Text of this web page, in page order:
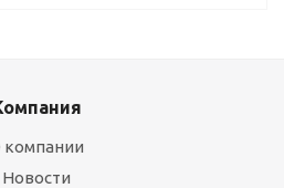
компании
Новости